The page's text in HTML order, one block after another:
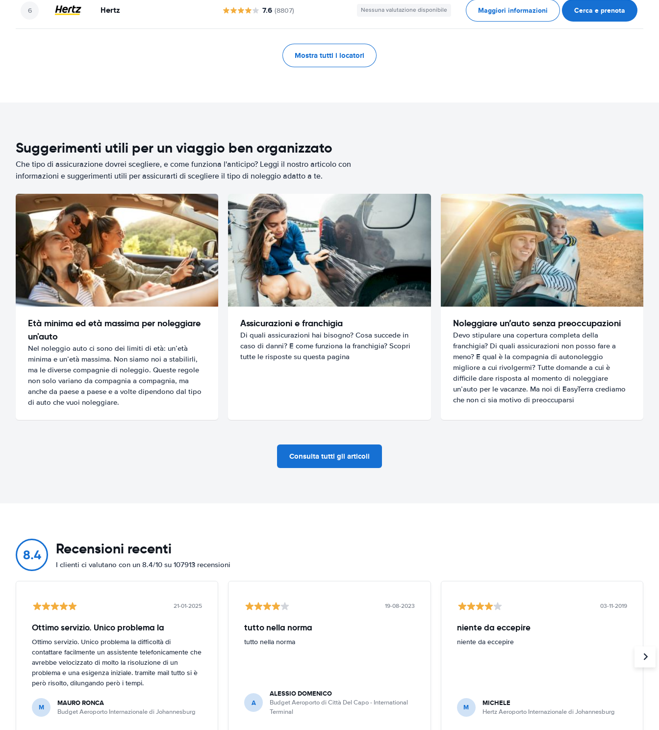
Hertz 7.6 (8807) Nessuna valutazione disponibile Maggiori informazioni Cerca e prenota
Mostra tutti i locatori
Suggerimenti utili per un viaggio ben organizzato
Che tipo di assicurazione dovrei scegliere, e come funziona l'anticipo? Leggi il nostro articolo con
informazioni e suggerimenti utili per assicurarti di scegliere il tipo di noleggio adatto a te.
Età minima ed età massima per noleggiare
un'auto
Nel noleggio auto ci sono dei limiti di età: un’età
minima e un’età massima. Non siamo noi a stabilirli,
ma le diverse compagnie di noleggio. Queste regole
non solo variano da compagnia a compagnia, ma
anche da paese a paese e a volte dipendono dal tipo
di auto che vuoi noleggiare.
Assicurazioni e franchigia
Di quali assicurazioni hai bisogno? Cosa succede in
caso di danni? E come funziona la franchigia? Scopri
tutte le risposte su questa pagina
Noleggiare un’auto senza preoccupazioni
Devo stipulare una copertura completa della
franchigia? Di quali assicurazioni non posso fare a
meno? E qual è la compagnia di autonoleggio
migliore a cui rivolgermi? Tutte domande a cui è
difficile dare risposta al momento di noleggiare
un’auto per le vacanze. Ma noi di EasyTerra crediamo
che non ci sia motivo di preoccuparsi
Consulta tutti gli articoli
8.4 Recensioni recenti
I clienti ci valutano con un 8.4/10 su 107913 recensioni
21-01-2025
Ottimo servizio. Unico problema la
Ottimo servizio. Unico problema la difficoltà di
contattare facilmente un assistente telefonicamente che
avrebbe velocizzato di molto la risoluzione di un
problema e una esigenza iniziale. tramite mail tutto si è
però risolto, dilungando però i tempi.
M MAURO RONCA
Budget Aeroporto Internazionale di Johannesburg
19-08-2023
tutto nella norma
tutto nella norma
A
ALESSIO DOMENICO
Budget Aeroporto di Città Del Capo - International
Terminal
03-11-2019
niente da eccepire
niente da eccepire
M MICHELE
Hertz Aeroporto Internazionale di Johannesburg